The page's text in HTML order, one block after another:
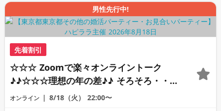
男性先行中!
先着割引
☆☆☆ Zoomで楽々オンライントーク
♪♪☆☆☆理想の年の差♪♪ そろそろ・・・
素敵な恋人見つけたい♪ ♪☆カジュアルな
オンライン 8/18（火） 22:00〜